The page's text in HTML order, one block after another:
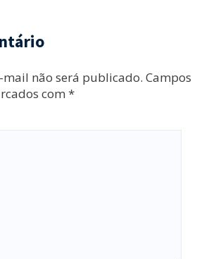
mail não será publicado. Campos
com *